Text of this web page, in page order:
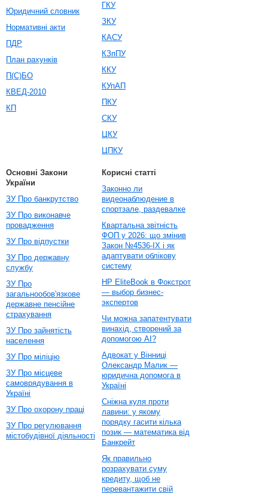
Юридичний словник
Нормативні акти
ПДР
План рахунків
П(С)БО
КВЕД-2010
КП
ГКУ
ЗКУ
КАСУ
КЗпПУ
ККУ
КУпАП
ПКУ
СКУ
ЦКУ
ЦПКУ
Основні Закони
України
ЗУ Про банкрутство
ЗУ Про виконавче
провадження
ЗУ Про відпустки
ЗУ Про державну
службу
ЗУ Про
загальнообов'язкове
державне пенсійне
страхування
ЗУ Про зайнятість
населення
ЗУ Про міліцію
ЗУ Про місцеве
самоврядування в
Україні
ЗУ Про охорону праці
ЗУ Про регулювання
містобудівної діяльності
Корисні статті
Законно ли
видеонаблюдение в
спортзале, раздевалке
Квартальна звітність
ФОП у 2026: що змінив
Закон №4536-IX і як
адаптувати облікову
систему
HP EliteBook в Фокстрот
— выбор бизнес-
экспертов
Чи можна запатентувати
винахід, створений за
допомогою AI?
Адвокат у Вінниці
Олександр Малик —
юридична допомога в
Україні
Сніжна куля проти
лавини: у якому
порядку гасити кілька
позик — математика від
Банкрейт
Як правильно
розрахувати суму
кредиту, щоб не
перевантажити свій